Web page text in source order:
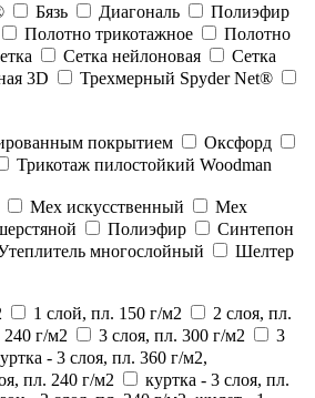
Бязь Диагональ
Полиэфир
Полотно трикотажное
Полотно
Сетка нейлоновая
Сетка
3D
Трехмерный Spyder Net®
покрытием
Оксфорд
Трикотаж пилостойкий Woodman
Мех искусственный
Мех
Полиэфир
Синтепон
многослойный
Шелтер
1 слой, пл. 150 г/м2
2 слоя, пл.
240 г/м2 3 слоя, пл. 300 г/м2
3
- 3 слоя, пл. 360 г/м2,
пл. 240 г/м2
куртка - 3 слоя, пл.